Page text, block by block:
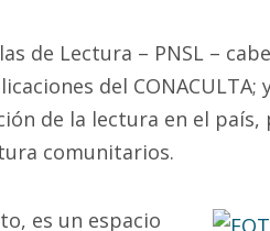
de Lectura – PNSL –
del
de la lectura en el
comunitarios.
es un espacio